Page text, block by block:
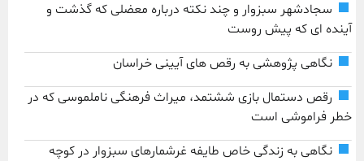
سجادشهر سبزوار و چند نکته درباره معضلی که گذشت و
آینده ای که پیش روست
نگاهی پژوهشی به رقص های آیینی خراسان
رقص دستمال بازی ششتمد، میراث فرهنگی ناملموسی که در
خطر فراموشی است
نگاهی به زندگی خاص طایفه غرشمارهای سبزوار در کوچه